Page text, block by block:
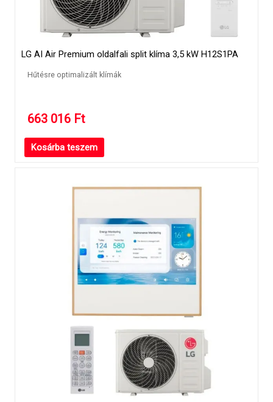
LG AI Air Premium oldalfali split klíma 3,5 kW H12S1PA
Hűtésre optimalizált klímák
663 016 Ft
Kosárba teszem